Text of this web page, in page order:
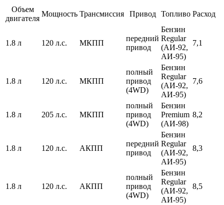
Объем
двигателя
Мощность Трансмиссия Привод Топливо Расход
1.8 л 120 л.с. МКПП
передний
привод
Бензин
Regular
(АИ-92,
АИ-95)
7,1
1.8 л 120 л.с. МКПП
полный
привод
(4WD)
Бензин
Regular
(АИ-92,
АИ-95)
7,6
1.8 л 205 л.с. МКПП
полный
привод
(4WD)
Бензин
Premium
(АИ-98)
8,2
1.8 л 120 л.с. АКПП
передний
привод
Бензин
Regular
(АИ-92,
АИ-95)
8,3
1.8 л 120 л.с. АКПП
полный
привод
(4WD)
Бензин
Regular
(АИ-92,
АИ-95)
8,5